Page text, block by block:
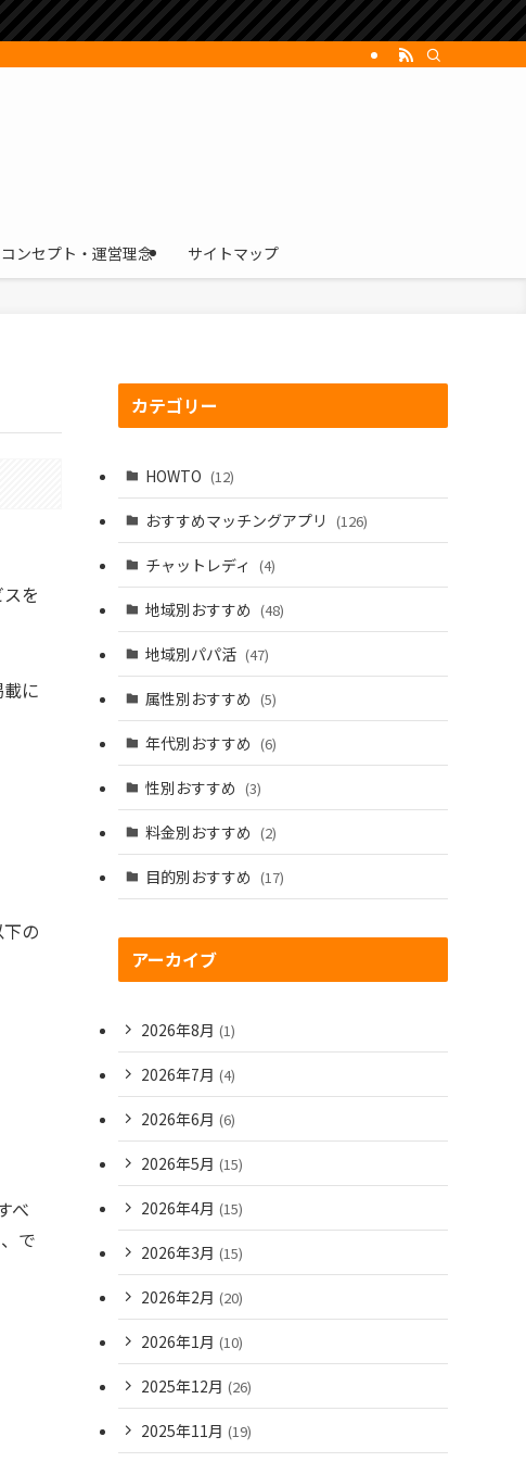
ンセプト・運営理念 サイトマップ
を
に
の
べ
で
カテゴリー
HOWTO (12)
おすすめマッチングアプリ (126)
チャットレディ (4)
地域別おすすめ (48)
地域別パパ活 (47)
属性別おすすめ (5)
年代別おすすめ (6)
性別おすすめ (3)
料金別おすすめ (2)
目的別おすすめ (17)
アーカイブ
2026年8月 (1)
2026年7月 (4)
2026年6月 (6)
2026年5月 (15)
2026年4月 (15)
2026年3月 (15)
2026年2月 (20)
2026年1月 (10)
2025年12月 (26)
2025年11月 (19)